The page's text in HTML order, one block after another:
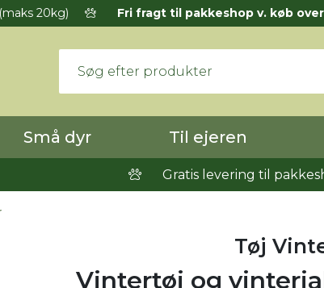
20kg) Fri fragt til pakkeshop v. køb
Små dyr Til ejeren
Gratis levering til
Tøj
Vintertøj og